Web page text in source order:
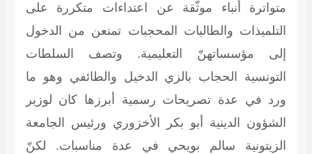
متواترة أنباء موثّقة عن اعتداءات متكررة على
التلميذات والطالبات المحجبات تمنعن من الدخول
إلى مؤسساتهنّ التعليمية. وتصف السلطات
التونسية الحجاب بالزي الدخيل والطائفي وهو ما
ورد في عدة تصريحات رسمية أبرزها كان لوزير
الشؤون الدينية أبو بكر الأخزوري ورئيس الجامعة
الزيتونية سالم بويحي في عدة مناسبات. لكنّ